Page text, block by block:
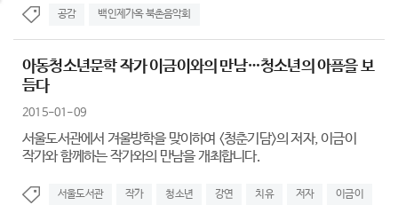
공감 백인제가옥 북촌음악회
아동청소년문학 작가 이금이와의 만남…청소년의 아픔을 보
듬다
2015-01-09
서울도서관에서 겨울방학을 맞이하여 <청춘기담>의 저자, 이금이
작가와 함께하는 작가와의 만남을 개최합니다.
서울도서관 작가 청소년 강연 치유 저자 이금이